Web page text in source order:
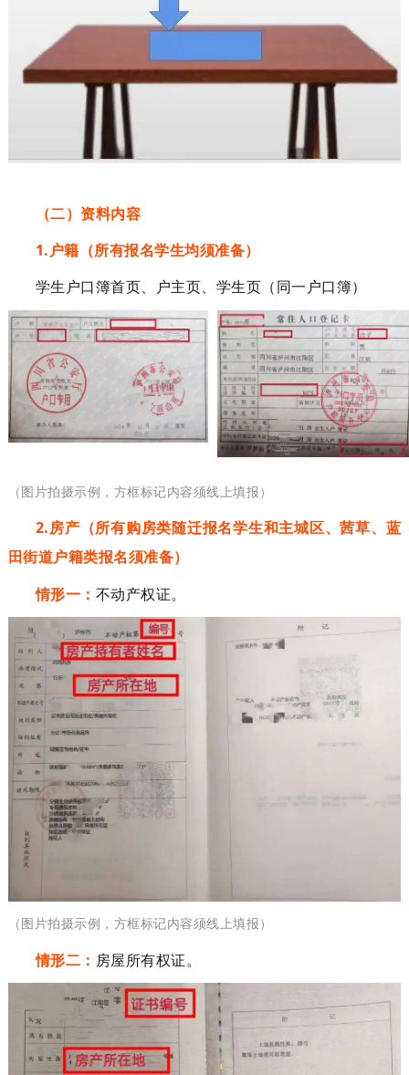
（二） 资料内容
1.户籍 （所有报名学生均须准备）
学生户口簿首页、户主页、学生页（同一户口簿）
（图片拍摄示例， 方框标记内容须线上填报）
2.房产 （所有购房类随迁报名学生和主城区、茜草、蓝
田街道户籍类报名须准备）
情形一： 不动产权证。
（图片拍摄示例， 方框标记内容须线上填报）
情形二： 房屋所有权证。